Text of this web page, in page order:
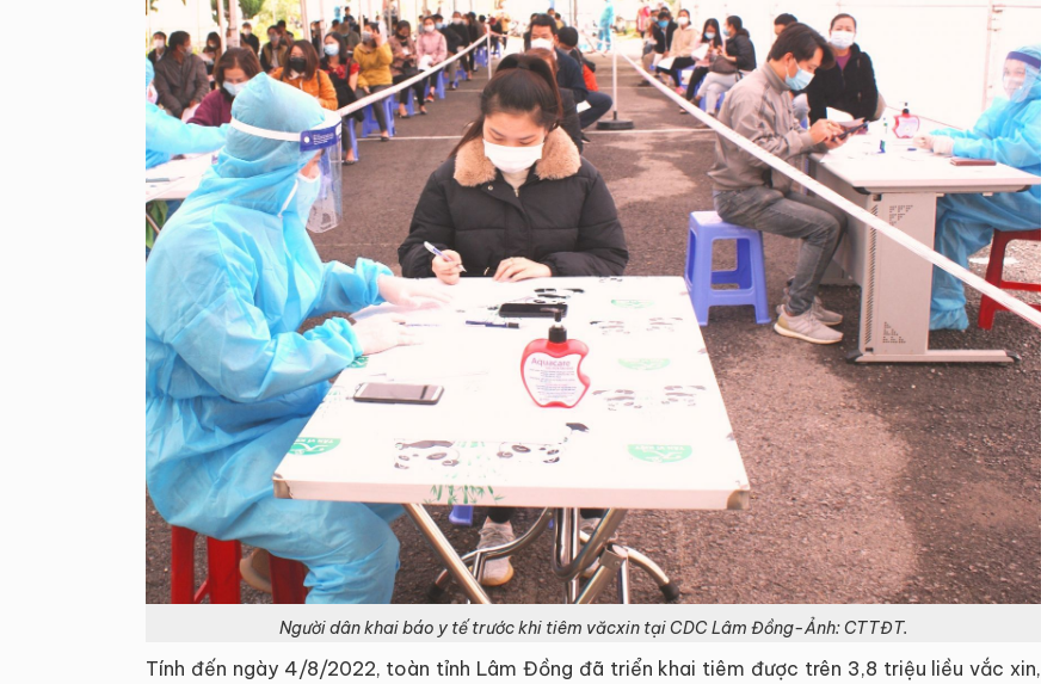
Người dân khai báo y tế trước khi tiêm văcxin tại CDC Lâm Đồng-Ảnh: CTTĐT.
Tính đến ngày 4/8/2022, toàn tỉnh Lâm Đồng đã triển khai tiêm được trên 3,8 triệu liều vắc xin,